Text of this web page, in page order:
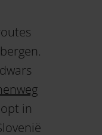
dwars
in